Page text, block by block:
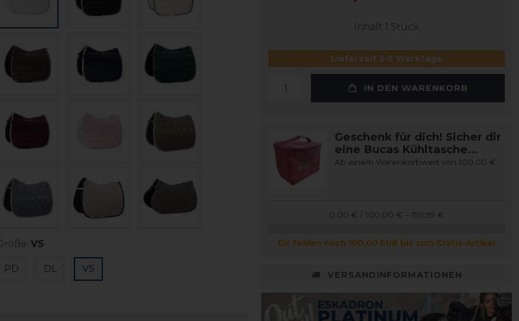
VS
PD DL VS
Inhalt 1 Stück
Lieferzeit 3-5 Werktage
IN DEN WARENKORB
Geschenk für dich! Sicher dir
eine Bucas Kühltasche...
Ab einem Warenkorbwert von 100,00 €
0,00 € / 100,00 € – 199,99 €
Dir fehlen noch 100,00 EUR bis zum Gratis-Artikel
VERSANDINFORMATIONEN